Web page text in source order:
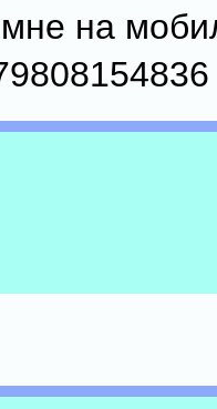
мне на